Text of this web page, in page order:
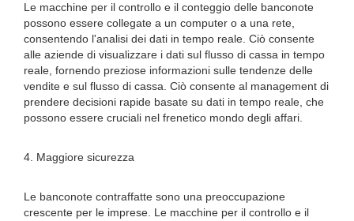
Le macchine per il controllo e il conteggio delle banconote
possono essere collegate a un computer o a una rete,
consentendo l'analisi dei dati in tempo reale. Ciò consente
alle aziende di visualizzare i dati sul flusso di cassa in tempo
reale, fornendo preziose informazioni sulle tendenze delle
vendite e sul flusso di cassa. Ciò consente al management di
prendere decisioni rapide basate su dati in tempo reale, che
possono essere cruciali nel frenetico mondo degli affari.
4. Maggiore sicurezza
Le banconote contraffatte sono una preoccupazione
crescente per le imprese. Le macchine per il controllo e il